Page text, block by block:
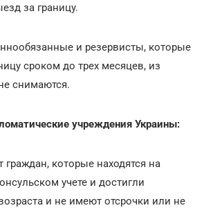
за границу.
и резервисты, которые
сроком до трех месяцев, из
снимаются.
учреждения Украины:
которые находятся на
учете и достигли
и не имеют отсрочки или не